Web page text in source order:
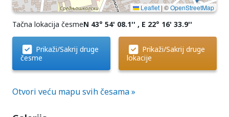
Leaflet | ©OpenStreetMap
Tačna lokacija česmeN 43° 54' 08.1'' , E 22° 16' 33.9''
Prikaži/Sakrij druge
česme
Prikaži/Sakrij druge
lokacije
Otvori veću mapu svih česama »